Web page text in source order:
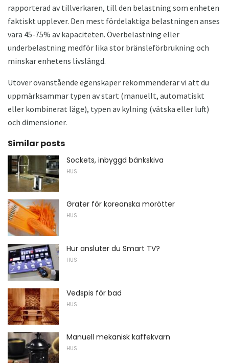
rapporterad av tillverkaren, till den belastning som enheten
faktiskt upplever. Den mest fördelaktiga belastningen anses
vara 45-75% av kapaciteten. Överbelastning eller
underbelastning medför lika stor bränsleförbrukning och
minskar enhetens livslängd.
Utöver ovanstående egenskaper rekommenderar vi att du
uppmärksammar typen av start (manuellt, automatiskt
eller kombinerat läge), typen av kylning (vätska eller luft)
och dimensioner.
Similar posts
Sockets, inbyggd bänkskiva
HUS
Grater för koreanska morötter
HUS
Hur ansluter du Smart TV?
HUS
Vedspis för bad
HUS
Manuell mekanisk kaffekvarn
HUS